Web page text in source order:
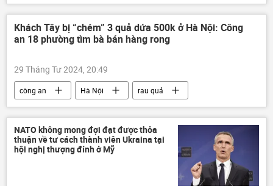
Đồng Nai
công an
giao thông
CSGT
Pháp luật
Khách Tây bị “chém” 3 quả dứa 500k ở Hà Nội: Công
an 18 phường tìm bà bán hàng rong
29 Tháng Tư 2024, 20:49
công an Hà Nội
rau quả
Việt Nam
Xã hội
Kinh tế
Du lịch
Pháp luật
NATO không mong đợi đạt được thỏa
thuận về tư cách thành viên Ukraina tại
hội nghị thượng đỉnh ở Mỹ